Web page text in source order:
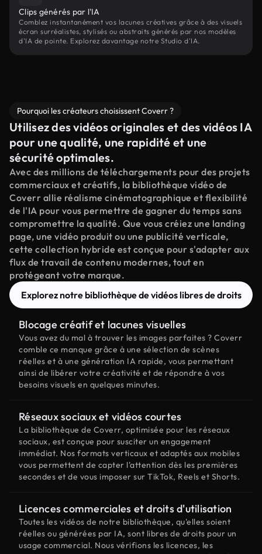
Clips générés par l'IA
Comblez instantanément vos lacunes créatives grâce à des visuels
écran surréalistes, stylisés ou abstraits générés par nos modèles
d'IA de pointe. Explorez davantage notre Studio d'IA.
Pourquoi les créateurs choisissent Coverr ?
Utilisez des vidéos originales et des vidéos IA
pour une qualité, une rapidité et une
sécurité optimales.
Avec des millions de téléchargements pour des projets
commerciaux et créatifs, la bibliothèque vidéo de
Coverr allie réalisme cinématographique et flexibilité
de l'IA pour vous permettre de gagner du temps sans
compromettre la qualité. Que vous créiez une landing
page, une vidéo produit ou une publicité verticale,
cette collection hybride est conçue pour s'adapter aux
flux de travail de contenu modernes, tout en
protégeant votre marque.
Explorez notre bibliothèque de vidéos libres de droits
Blocage créatif et lacunes visuelles
Vous avez du mal à trouver les images parfaites ? Coverr
comble ce manque grâce à une sélection de scènes
réelles et à une génération IA rapide, vous permettant
ainsi de libérer votre créativité et de répondre à vos
besoins visuels en quelques minutes.
Réseaux sociaux et vidéos courtes
La bibliothèque de Coverr, optimisée pour les réseaux
sociaux, est conçue pour susciter un engagement
immédiat. Nos formats verticaux et adaptés aux mobiles
vous permettent de capter l'attention dès les premières
secondes et de vous imposer sur TikTok, Reels et Shorts.
Licences commerciales et droits d'utilisation
Toutes les vidéos de notre bibliothèque, qu'elles soient
réelles ou générées par IA, sont libres de droits pour un
usage commercial. Nous vérifions les licences, les